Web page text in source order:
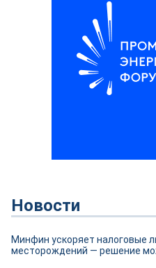
Новости
Минфин ускоряет налоговые
месторождений — решение